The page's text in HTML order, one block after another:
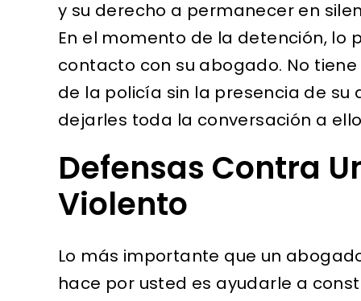
y su derecho a permanecer en
En el momento de la detención, lo
contacto con su abogado. No
de la policía sin la presencia de su
dejarles toda la conversación a
Defensas Contra
Violento
Lo más importante que un
hace por usted es ayudarle a